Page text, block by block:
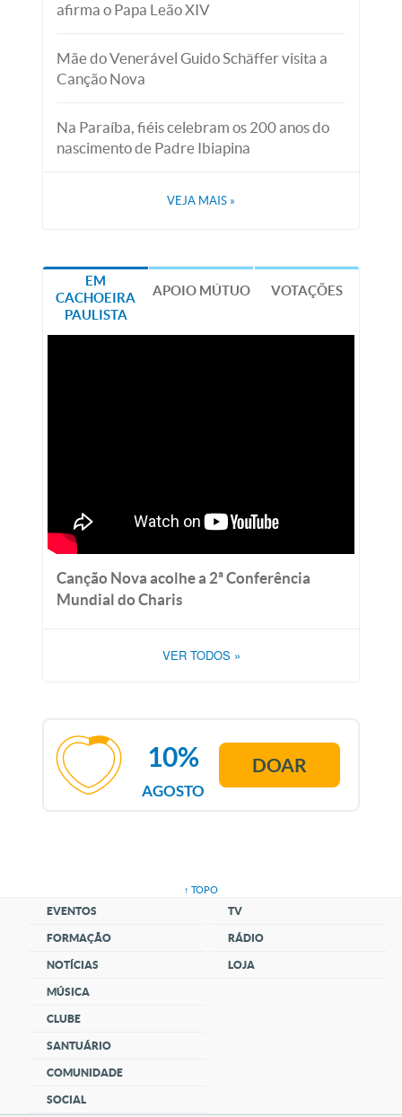
afirma o Papa Leão XIV
Mãe do Venerável Guido Schäffer visita a
Canção Nova
Na Paraíba, fiéis celebram os 200 anos do
nascimento de Padre Ibiapina
VEJA MAIS »
EM
CACHOEIRA
PAULISTA
APOIO MÚTUO VOTAÇÕES
Canção Nova acolhe a 2ª Conferência
Mundial do Charis
VER TODOS »
AGOSTO
10% DOAR
↑ TOPO
EVENTOS
FORMAÇÃO
NOTÍCIAS
MÚSICA
CLUBE
SANTUÁRIO
COMUNIDADE
SOCIAL
TV
RÁDIO
LOJA